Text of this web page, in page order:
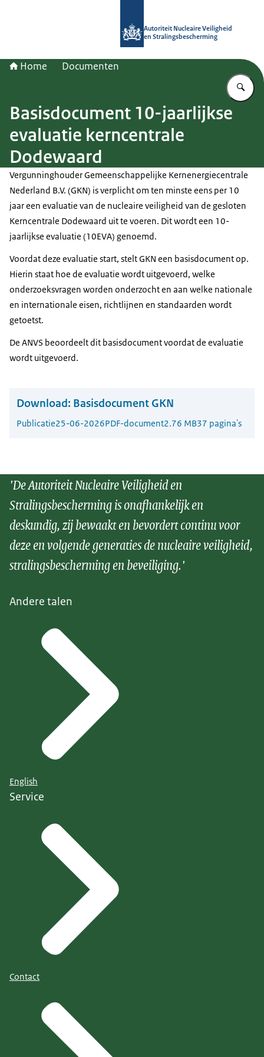
Autoriteit Nucleaire Veiligheid
en Stralingsbescherming
Home Documenten
Basisdocument 10-jaarlijkse
evaluatie kerncentrale
Dodewaard
Vergunninghouder Gemeenschappelijke Kernenergiecentrale
Nederland B.V. (GKN) is verplicht om ten minste eens per 10
jaar een evaluatie van de nucleaire veiligheid van de gesloten
Kerncentrale Dodewaard uit te voeren. Dit wordt een 10-
jaarlijkse evaluatie (10EVA) genoemd.
Voordat deze evaluatie start, stelt GKN een basisdocument op.
Hierin staat hoe de evaluatie wordt uitgevoerd, welke
onderzoeksvragen worden onderzocht en aan welke nationale
en internationale eisen, richtlijnen en standaarden wordt
getoetst.
De ANVS beoordeelt dit basisdocument voordat de evaluatie
wordt uitgevoerd.
Download: Basisdocument GKN
Publicatie25-06-2026PDF-document2.76 MB37 pagina's
'De Autoriteit Nucleaire Veiligheid en
Stralingsbescherming is onafhankelijk en
deskundig, zij bewaakt en bevordert continu voor
deze en volgende generaties de nucleaire veiligheid,
stralingsbescherming en beveiliging.'
Andere talen
English
Service
Contact